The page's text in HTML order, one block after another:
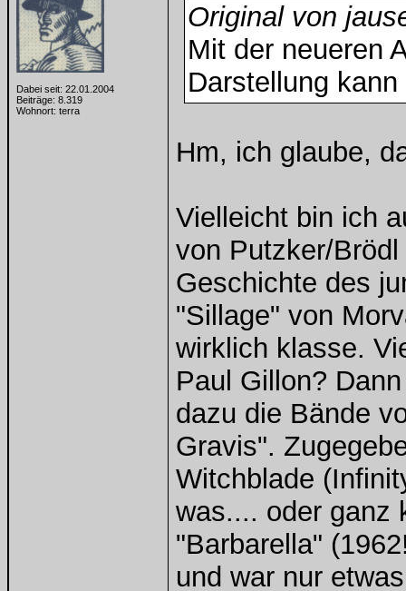
Dabei seit: 22.01.2004
Beiträge: 8.319
Wohnort: terra
Original von
Mit der neueren
Darstellung
Hm, ich glaube,
Vielleicht bin ich
von Putzker/
Geschichte des
"Sillage" von
wirklich klasse.
Paul Gillon?
dazu die Bände
Gravis".
Witchblade
was.... oder ganz
"Barbarella"
und war nur